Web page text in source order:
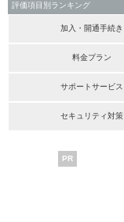
評価項目別ランキング
加入・開通手続き
料金プラン
サポートサービス
セキュリティ対策
PR